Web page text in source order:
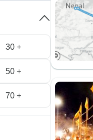
30 +
50 +
70 +